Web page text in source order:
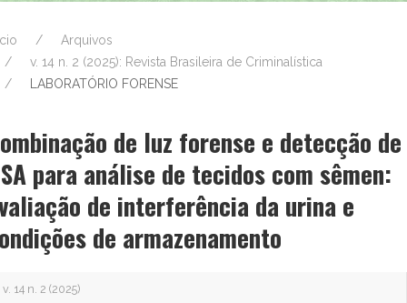
Arquivos
v. 14 n. 2 (2025): Revista Brasileira de Criminalística
LABORATÓRIO FORENSE
de luz forense e detecção de
para análise de tecidos com sêmen:
de interferência da urina e
de armazenamento
v. 14 n. 2 (2025)